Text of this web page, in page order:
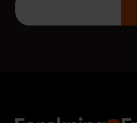
p
s